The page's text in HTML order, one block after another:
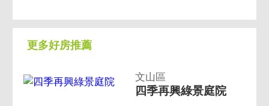
更多好房推薦
文山區
四季再興綠景庭院